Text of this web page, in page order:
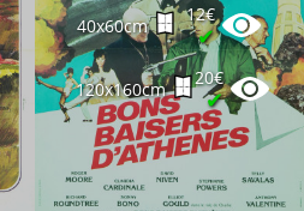
40x60cm
12€
✔
120x160cm
20€
✔